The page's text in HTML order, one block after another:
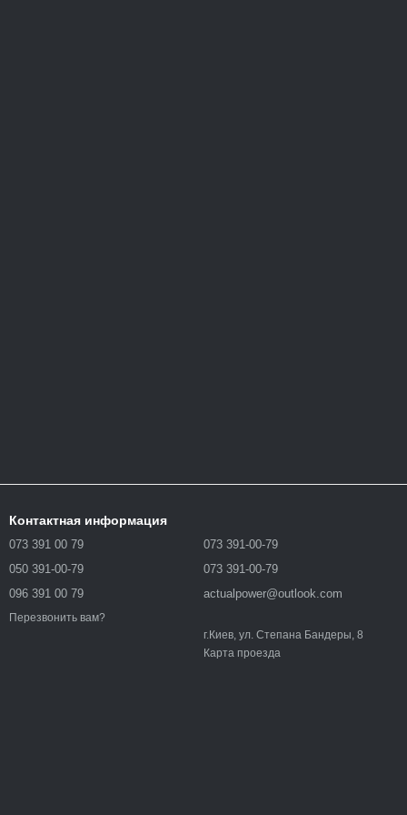
Контактная информация
073 391 00 79
050 391-00-79
096 391 00 79
Перезвонить вам?
073 391-00-79
073 391-00-79
actualpower@outlook.com
г.Киев, ул. Степана Бандеры, 8
Карта проезда